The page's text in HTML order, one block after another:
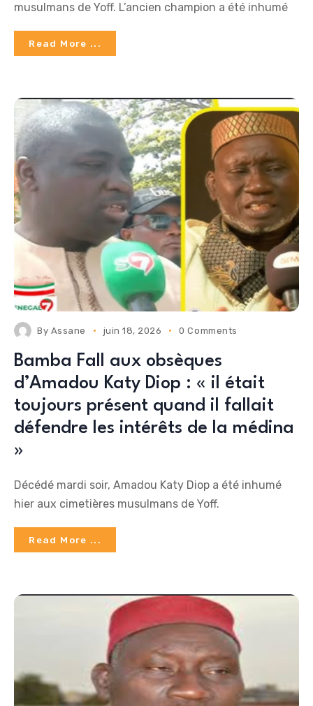
musulmans de Yoff. L’ancien champion a été inhumé
Read More ...
By Assane juin 18, 2026 0 Comments
Bamba Fall aux obsèques
d’Amadou Katy Diop : « il était
toujours présent quand il fallait
défendre les intérêts de la médina
»
Décédé mardi soir, Amadou Katy Diop a été inhumé
hier aux cimetières musulmans de Yoff.
Read More ...